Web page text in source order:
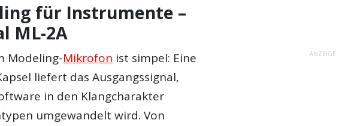
für Instrumente –
ML-2A
Modeling-Mikrofon ist simpel: Eine
liefert das Ausgangssignal,
in den Klangcharakter
umgewandelt wird. Von
ANZEIGE